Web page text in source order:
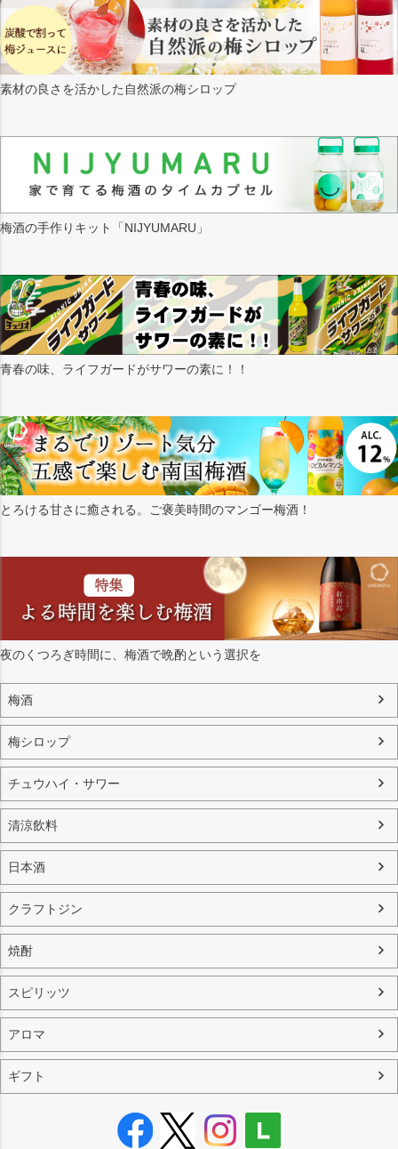
素材の良さを活かした自然派の梅シロップ
梅酒の手作りキット「NIJYUMARU」
青春の味、ライフガードがサワーの素に！！
とろける甘さに癒される。ご褒美時間のマンゴー梅酒！
夜のくつろぎ時間に、梅酒で晩酌という選択を
梅酒
梅シロップ
チュウハイ・サワー
清涼飲料
日本酒
クラフトジン
焼酎
スピリッツ
アロマ
ギフト